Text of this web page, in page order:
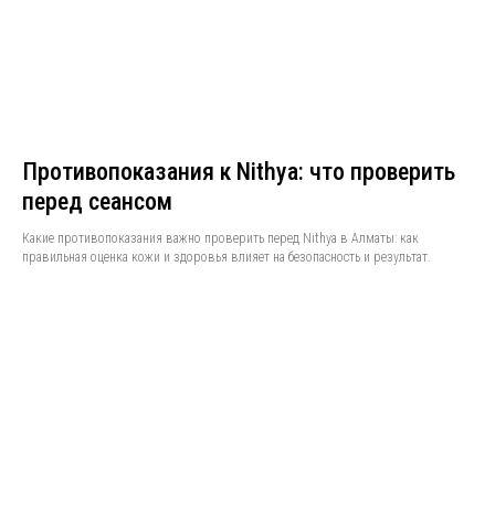
Противопоказания к Nithya: что проверить
перед сеансом
Какие противопоказания важно проверить перед Nithya в Алматы: как
правильная оценка кожи и здоровья влияет на безопасность и результат.